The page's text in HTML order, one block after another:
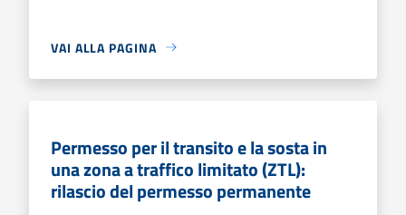
VAI ALLA PAGINA
Permesso per il transito e la sosta in
una zona a traffico limitato (ZTL):
rilascio del permesso permanente